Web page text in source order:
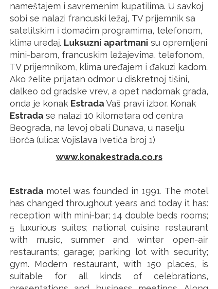
nameštajem i savremenim kupatilima. U savkoj
sobi se nalazi francuski ležaj, TV prijemnik sa
satelitskim i domaćim programima, telefonom,
klima uređaj. Luksuzni apartmani su opremljeni
mini-barom, francuskim ležajevima, telefonom,
TV prijemnikom, klima uređajem i đakuzi kadom.
Ako želite prijatan odmor u diskretnoj tišini,
dalkeo od gradske vrev, a opet nadomak grada,
onda je konak EstradaVaš pravi izbor. Konak
Estrada se nalazi 10 kilometara od centra
Beograda, na levoj obali Dunava, u naselju
Borča (ulica: Vojislava Ivetića broj 1)
www.konakestrada.co.rs
Estrada motel was founded in 1991. The motel
has changed throughout years and today it has:
reception with mini-bar; 14 double beds rooms;
5 luxurious suites; national cuisine restaurant
with music, summer and winter open-air
restaurants; garage; parking lot with security;
gym. Modern restaurant, with 150 places, is
suitable for all kinds of celebrations,